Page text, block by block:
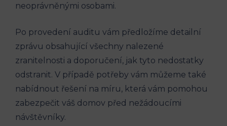
neoprávněnými osobami.
Po provedení auditu vám předložíme detailní
zprávu obsahující všechny nalezené
zranitelnosti a doporučení, jak tyto nedostatky
odstranit. V případě potřeby vám můžeme také
nabídnout řešení na míru, která vám pomohou
zabezpečit váš domov před nežádoucími
návštěvníky.